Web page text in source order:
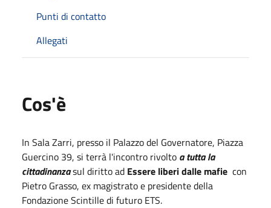
Punti di contatto
Allegati
Cos'è
In Sala Zarri, presso il Palazzo del Governatore, Piazza
Guercino 39, si terrà l'incontro rivolto a tutta la
cittadinanzasul diritto ad Essere liberi dalle mafie con
Pietro Grasso, ex magistrato e presidente della
Fondazione Scintille di futuro ETS.